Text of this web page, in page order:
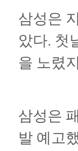
삼성은
았다. 첫
을 노렸
삼성은
발 예고